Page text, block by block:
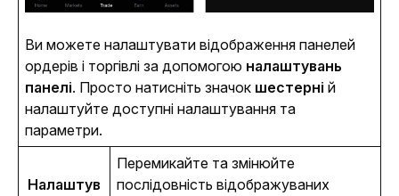
Ви можете налаштувати відображення панелей
ордерів і торгівлі за допомогою налаштувань
панелі. Просто натисніть значок шестерні й
налаштуйте доступні налаштування та
параметри.
Налаштув
Перемикайте та змінюйте
послідовність відображуваних